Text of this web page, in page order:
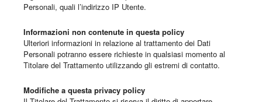
Personali, quali l’indirizzo IP Utente.
Informazioni non contenute in questa policy
Ulteriori informazioni in relazione al trattamento dei Dati
Personali potranno essere richieste in qualsiasi momento al
Titolare del Trattamento utilizzando gli estremi di contatto.
Modifiche a questa privacy policy